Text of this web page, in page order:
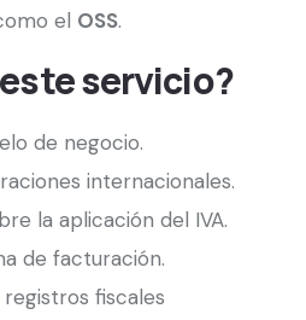
el OSS.
servicio?
de negocio.
internacionales.
la aplicación del IVA.
de facturación.
fiscales